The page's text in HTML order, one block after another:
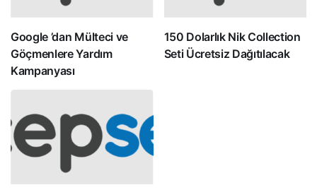
Google ’dan Mülteci ve
Göçmenlere Yardım
Kampanyası
150 Dolarlık Nik Collection
Seti Ücretsiz Dağıtılacak